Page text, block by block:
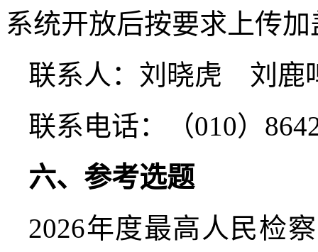
系统开放后按要求上传
联系人：刘晓虎 刘
联系电话：（010）
六、参考选题
2026年度最高人民检